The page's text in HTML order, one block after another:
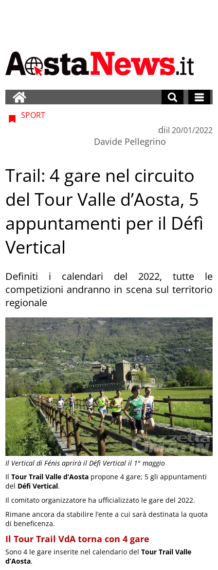
Il Vertical di Fénis aprirà il Défì Vertical il 1° maggio
SPORT
di
Davide Pellegrino
il 20/01/2022
Trail: 4 gare nel circuito
del Tour Valle d’Aosta, 5
appuntamenti per il Défì
Vertical
Definiti i calendari del 2022, tutte le
competizioni andranno in scena sul territorio
regionale
IlTour Trail Valle d’Aosta propone 4 gare; 5 gli appuntamenti
del Défì Vertical.
Il comitato organizzatore ha ufficializzato le gare del 2022.
Rimane ancora da stabilire l’ente a cui sarà destinata la quota
di beneficenza.
Il Tour Trail VdA torna con 4 gare
Sono 4 le gare inserite nel calendario delTour Trail Valle
d’Aosta.